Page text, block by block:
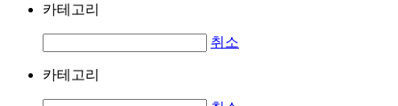
카테고리
취소
카테고리